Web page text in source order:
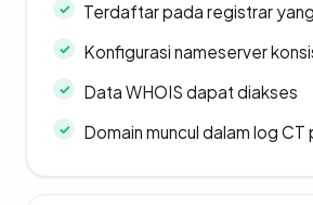
Terdaftar pada registrar
Konfigurasi nameserver
Data WHOIS dapat diakses
Domain muncul dalam log CT